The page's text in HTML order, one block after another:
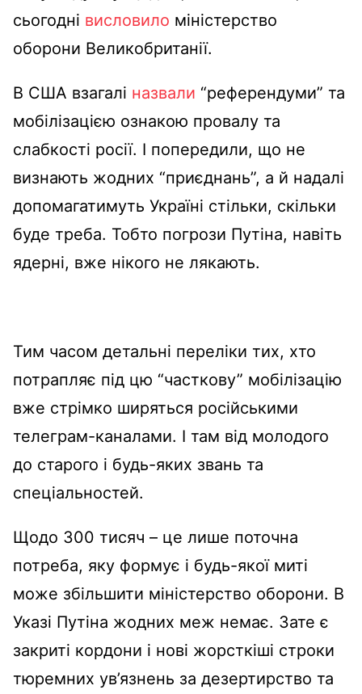
сьогодні висловило міністерство
оборони Великобританії.
В США взагалі назвали “референдуми” та
мобілізацією ознакою провалу та
слабкості росії. І попередили, що не
визнають жодних “приєднань”, а й надалі
допомагатимуть Україні стільки, скільки
буде треба. Тобто погрози Путіна, навіть
ядерні, вже нікого не лякають.
Тим часом детальні переліки тих, хто
потрапляє під цю “часткову” мобілізацію
вже стрімко ширяться російськими
телеграм-каналами. І там від молодого
до старого і будь-яких звань та
спеціальностей.
Щодо 300 тисяч – це лише поточна
потреба, яку формує і будь-якої миті
може збільшити міністерство оборони. В
Указі Путіна жодних меж немає. Зате є
закриті кордони і нові жорсткіші строки
тюремних ув’язнень за дезертирство та